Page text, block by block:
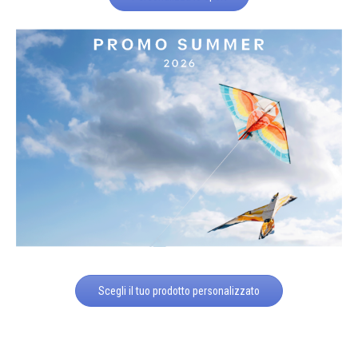
Scegli il tuo prodotto personalizzato